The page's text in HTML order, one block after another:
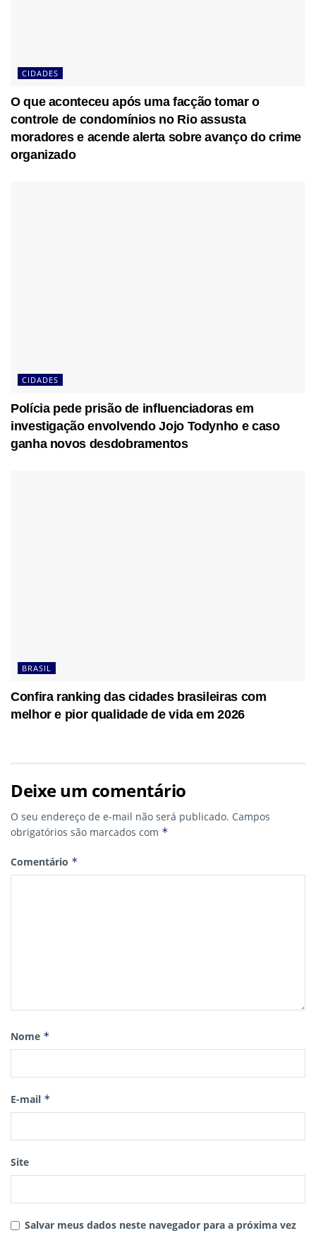
CIDADES
O que aconteceu após uma facção tomar o
controle de condomínios no Rio assusta
moradores e acende alerta sobre avanço do crime
organizado
CIDADES
Polícia pede prisão de influenciadoras em
investigação envolvendo Jojo Todynho e caso
ganha novos desdobramentos
BRASIL
Confira ranking das cidades brasileiras com
melhor e pior qualidade de vida em 2026
Deixe um comentário
O seu endereço de e-mail não será publicado. Campos
obrigatórios são marcados com *
Comentário *
Nome *
E-mail *
Site
Salvar meus dados neste navegador para a próxima vez